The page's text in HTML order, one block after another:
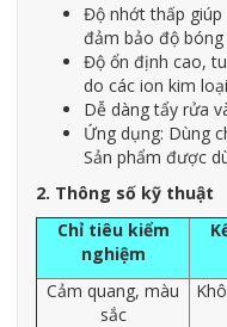
Độ nhớt thấp giúp
đảm bảo độ bóng
Độ ổn định cao,
do các ion kim
Dễ dàng tẩy rửa
Ứng dụng: Dùng
Sản phẩm được
2. Thông số kỹ thuật
Chỉ tiêu kiểm
nghiệm
Cảm quang, màu
sắc